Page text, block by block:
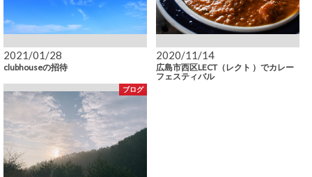
2021/01/28
clubhouseの招待
2020/11/14
広島市西区LECT（レクト ）でカレー
フェスティバル
ブログ